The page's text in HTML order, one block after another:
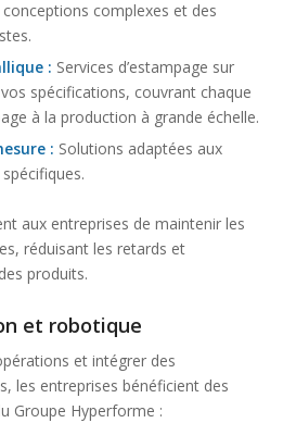
complexes et des
: Services d’estampage sur
spécifications, couvrant chaque
à la production à grande échelle.
: Solutions adaptées aux
aux entreprises de maintenir les
réduisant les retards et
produits.
et robotique
et intégrer des
les entreprises bénéficient des
Groupe Hyperforme :